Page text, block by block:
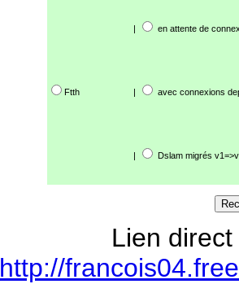
| en attente de
Ftth | avec connexions
| Dslam migrés
Lien
http://